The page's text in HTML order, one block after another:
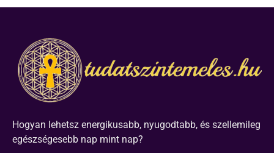
Hogyan lehetsz energikusabb, nyugodtabb, és szellemileg
egészségesebb nap mint nap?